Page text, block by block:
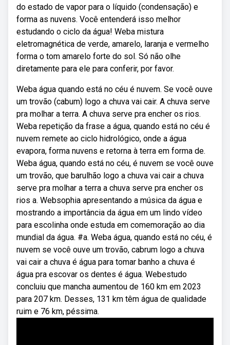
do estado de vapor para o líquido (condensação) e
forma as nuvens. Você entenderá isso melhor
estudando o ciclo da água! Weba mistura
eletromagnética de verde, amarelo, laranja e vermelho
forma o tom amarelo forte do sol. Só não olhe
diretamente para ele para conferir, por favor.
Weba água quando está no céu é nuvem. Se você ouve
um trovão (cabum) logo a chuva vai cair. A chuva serve
pra molhar a terra. A chuva serve pra encher os rios.
Weba repetição da frase a água, quando está no céu é
nuvem remete ao ciclo hidrológico, onde a água
evapora, forma nuvens e retorna à terra em forma de.
Weba água, quando está no céu, é nuvem se você ouve
um trovão, que barulhão logo a chuva vai cair a chuva
serve pra molhar a terra a chuva serve pra encher os
rios a. Websophia apresentando a música da água e
mostrando a importância da água em um lindo vídeo
para escolinha onde estuda em comemoração ao dia
mundial da água. #a. Weba água, quando está no céu, é
nuvem se você ouve um trovão, cabrum logo a chuva
vai cair a chuva é água para tomar banho a chuva é
água pra escovar os dentes é água. Webestudo
concluiu que mancha aumentou de 160 km em 2023
para 207 km. Desses, 131 km têm água de qualidade
ruim e 76 km, péssima.